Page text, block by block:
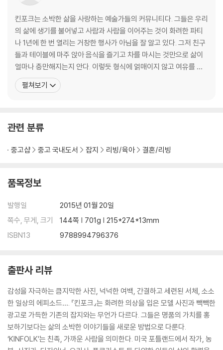
42. 나이가 찾아올 때: 노화에 대한 고찰
44. 빙하와 나이: 빙하에 관한 포토 에세이
48. 커피의 진화: 커피의 역사상 주요 사건을 모은 연대표
50. 낮잠의 비결: 눈을 감자마자 잠드는 법
TWO
54. 공공의 집, 펍: 펍을 완벽하게 즐기기 위한 입문 가이드
56. 콩 심은 데 콩: 거울 저편에 부모님이 보이는 순간을 위한 에세이
68. 우리 삶의 나날들: 옛 시절과 바뀌어버린 시대에 대한 고찰
72. 사랑을 담아, 당신에게: 우편으로 맛있는 소포를 보내는 법
본 아이스크림 케이크 레시피
FEW
90. 최고의 셰프: 대물림해 내려온 음식의 전통에 관한 요리계의 스타 요
탐 오토렝기, 몰리 카첸, 앨리스 워터스와의 인터뷰
102. 레시피: 아몬드밀크 판나코타
112. 낭독을 추억하며: 청자의 입장에서 문학을 새로이 경험하는 방법
114. 딤섬 다이어리: 가족과 함께 만두를 나눠 먹던 어느 요리사의 기억
116. 제때에 맞추어: 성숙하는 과정에 대한 에세이
122. 좋은 이웃이 되는 법: 주변의 어르신에게 보다 밝은 하루를 선물하는
방법
킨포크는 소박한 삶을 사랑하는 예술가들의 커뮤니티다. 그들은 우리
의 삶에 생기를 불어넣고 사람과 사람을 이어주는 것이 화려한 파티
나 1년에 한 번 열리는 거창한 행사가 아님을 잘 알고 있다. 그저 친구
들과 테이블에 마주 앉아 음식을 즐기고 차를 마시는 것만으로 삶이
얼마나 충만해지는지 안다. 이렇듯 형식에 얽매이지 않고 여유를 즐
기는 그들만의 방식을 알리고자 잡지를 출간하게 되었다. 킨포크에
실린 글과 사진에는 일상의 기쁨이란 소박하고 단순한 것이라는 그들
펼쳐보기
관련 분류
중고샵 중고 국내도서 잡지 리빙/육아 결혼/리빙
품목정보
발행일
2015년 01월 20일
쪽수, 무게, 크기
144쪽 | 701g | 215*274*13mm
ISBN13
9788994796376
출판사 리뷰
감성을 자극하는 큼지막한 사진, 넉넉한 여백, 간결하고 세련된 서체, 소소
한 일상의 에피소드…. 『킨포크』는 화려한 의상을 입은 모델 사진과 빽빽한
광고로 가득한 기존의 잡지와는 무언가 다르다. 그들은 명품의 가치를 홍
보하기보다는 삶의 소박한 이야기들을 새로운 방법으로 다룬다.
‘KINFOLK’는 친족, 가까운 사람을 의미한다. 미국 포틀랜드에서 작가, 농